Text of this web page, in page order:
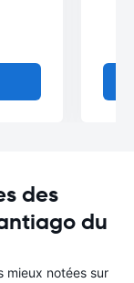
des
du
mieux notées sur